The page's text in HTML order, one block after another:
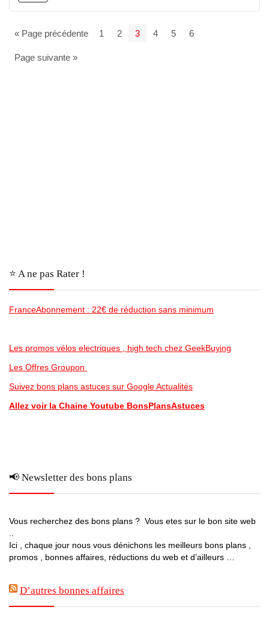
« Page précédente 1 2 3 4 5 6
Page suivante »
⭐️ A ne pas Rater !
FranceAbonnement : 22€ de réduction sans minimum
Les promos vélos electriques , high tech chez GeekBuying
Les Offres Groupon
Suivez bons plans astuces sur Google Actualités
Allez voir la Chaine Youtube BonsPlansAstuces
📢 Newsletter des bons plans
Vous recherchez des bons plans ? Vous etes sur le bon site web
Ici , chaque jour nous vous dénichons les meilleurs bons plans ,
promos , bonnes affaires, réductions du web et d’ailleurs …
D’autres bonnes affaires